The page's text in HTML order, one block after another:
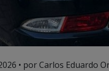
• por Carlos Eduardo